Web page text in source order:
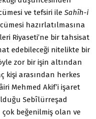
ve tefsiri ile Sahîh-i
hazırlatılmasına
Riyaseti’ne bir tahsisat
edebileceği nitelikte bir
zor bir işin altından
kişi arasından herkes
Mehmed Akif’i işaret
Sebîlürreşad
çok beğenilmiş olan ve